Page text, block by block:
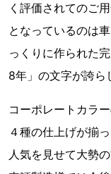
く評価されてのご
となっているのは
っくりに作られた
8年」の文字が誇ら
コーポレートカラ
４種の仕上げが揃
人気を見せて大勢